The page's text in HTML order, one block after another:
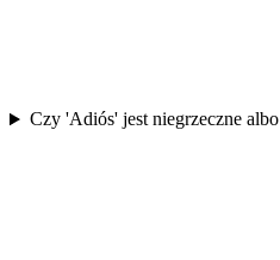
Czy 'Adiós' jest niegrzeczne